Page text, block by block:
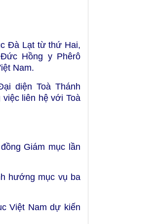
Đà Lạt từ thứ Hai,
Hồng y Phêrô
Nam.
diện Toà Thánh
liên hệ với Toà
Giám mục lần
hướng mục vụ ba
Việt Nam dự kiến